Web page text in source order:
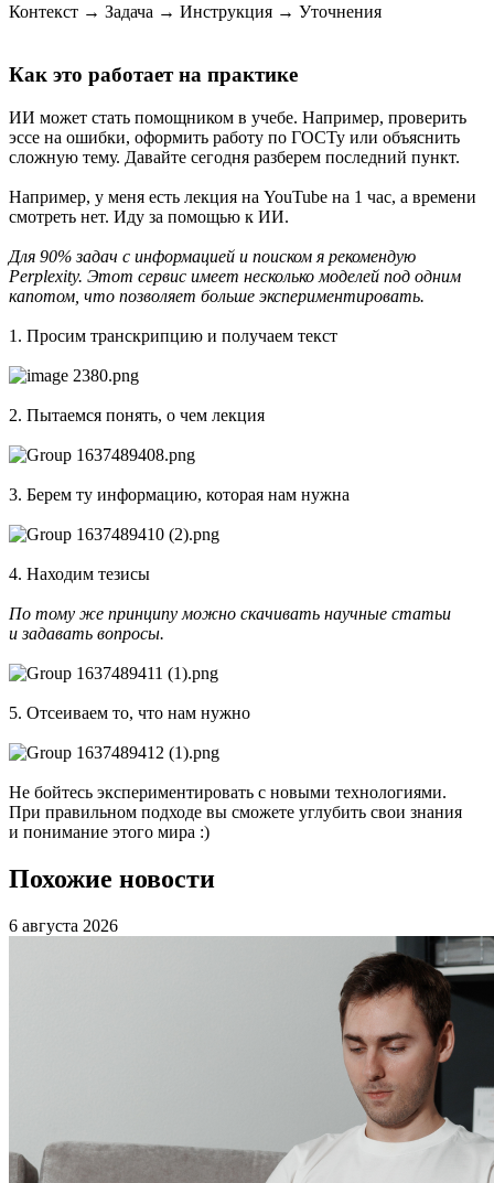
Контекст → Задача → Инструкция → Уточнения
Как это работает на практике
ИИ может стать помощником в учебе. Например, проверить
эссе на ошибки, оформить работу по ГОСТу или объяснить
сложную тему. Давайте сегодня разберем последний пункт.
Например, у меня есть лекция на YouTube на 1 час, а времени
смотреть нет. Иду за помощью к ИИ.
Для 90% задач с информацией и поиском я рекомендую
Perplexity. Этот сервис имеет несколько моделей под одним
капотом, что позволяет больше экспериментировать.
1. Просим транскрипцию и получаем текст
2. Пытаемся понять, о чем лекция
3. Берем ту информацию, которая нам нужна
4. Находим тезисы
По тому же принципу можно скачивать научные статьи
и задавать вопросы.
5. Отсеиваем то, что нам нужно
Не бойтесь экспериментировать с новыми технологиями.
При правильном подходе вы сможете углубить свои знания
и понимание этого мира :)
Похожие новости
6 августа 2026